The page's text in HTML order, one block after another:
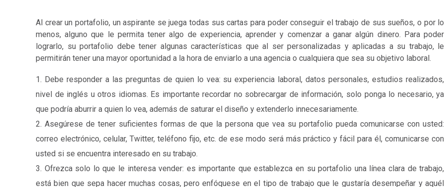
Al crear un portafolio, un aspirante se juega todas sus cartas para poder conseguir el trabajo de sus sueños, o por lo
menos, alguno que le permita tener algo de experiencia, aprender y comenzar a ganar algún dinero. Para poder
lograrlo, su portafolio debe tener algunas características que al ser personalizadas y aplicadas a su trabajo, le
permitirán tener una mayor oportunidad a la hora de enviarlo a una agencia o cualquiera que sea su objetivo laboral.
Debe responder a las preguntas de quien lo vea: su experiencia laboral, datos personales, estudios realizados,
nivel de inglés u otros idiomas. Es importante recordar no sobrecargar de información, solo ponga lo necesario, ya
que podría aburrir a quien lo vea, además de saturar el diseño y extenderlo innecesariamente.
Asegúrese de tener suficientes formas de que la persona que vea su portafolio pueda comunicarse con usted:
correo electrónico, celular, Twitter, teléfono fijo, etc. de ese modo será más práctico y fácil para él, comunicarse con
usted si se encuentra interesado en su trabajo.
Ofrezca solo lo que le interesa vender: es importante que establezca en su portafolio una línea clara de trabajo,
está bien que sepa hacer muchas cosas, pero enfóquese en el tipo de trabajo que le gustaría desempeñar y aquél